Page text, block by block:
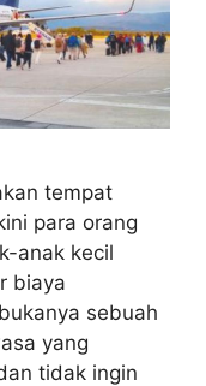
tempat
para orang
anak kecil
biaya
sebuah
yang
tidak ingin